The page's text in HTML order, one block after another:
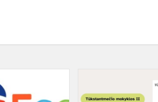
„ACCESS“